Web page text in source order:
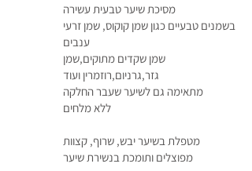
מסיכת שיער טבעית עשירה
בשמנים טבעיים כגון שמן קוקוס, שמן זרעי
ענבים
שמן שקדים מתוקים,שמן
גזר,גרניום,רוזמרין ועוד
מטפלת בשיער יבש, שרוף, קצוות